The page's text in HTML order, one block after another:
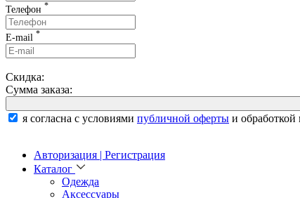
Телефон *
E-mail *
Скидка:
Сумма заказа:
я согласна с условиями публичной оферты и
Авторизация | Регистрация
Каталог
Одежда
Аксессуары